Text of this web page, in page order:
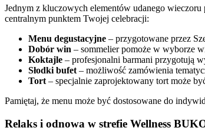
Jednym z kluczowych elementów udanego
centralnym punktem Twojej celebracji:
Menu degustacyjne – przygotowane przez
Dobór win – sommelier pomoże w wyborze
Koktajle – profesjonalni barmani przygotują
Słodki bufet – możliwość zamówienia
Tort – specjalnie zaprojektowany tort może
Pamiętaj, że menu może być dostosowane do
Relaks i odnowa w strefie Wellness